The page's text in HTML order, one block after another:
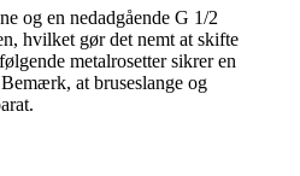
og en nedadgående G 1/2
hvilket gør det nemt at skifte
metalrosetter sikrer en
at bruseslange og